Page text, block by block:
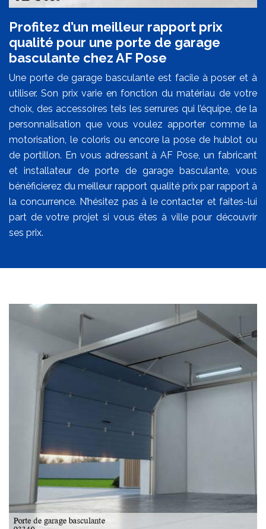
Profitez d’un meilleur rapport prix
qualité pour une porte de garage
basculante chez AF Pose
Une porte de garage basculante est facile à poser et à
utiliser. Son prix varie en fonction du matériau de votre
choix, des accessoires tels les serrures qui l’équipe, de la
personnalisation que vous voulez apporter comme la
motorisation, le coloris ou encore la pose de hublot ou
de portillon. En vous adressant à AF Pose, un fabricant
et installateur de porte de garage basculante, vous
bénéficierez du meilleur rapport qualité prix par rapport à
la concurrence. N’hésitez pas à le contacter et faites-lui
part de votre projet si vous êtes à ville pour découvrir
ses prix.